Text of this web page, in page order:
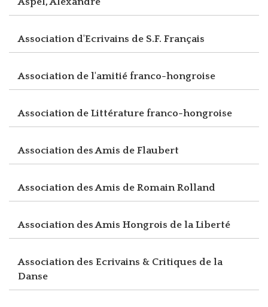
Association d'Ecrivains de S.F. Français
Association de l'amitié franco-hongroise
Association de Littérature franco-hongroise
Association des Amis de Flaubert
Association des Amis de Romain Rolland
Association des Amis Hongrois de la Liberté
Association des Ecrivains & Critiques de la
Danse